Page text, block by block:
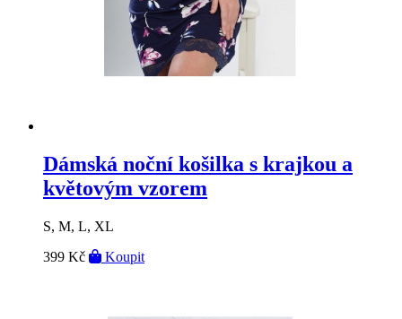
Dámská noční košilka s krajkou a
květovým vzorem
S, M, L, XL
399 Kč
Koupit